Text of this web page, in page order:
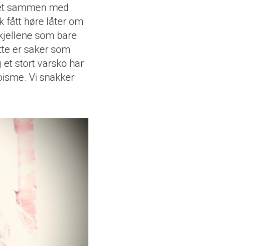
sammen med
fått høre låter om
som bare
er saker som
et stort varsko har
Vi snakker